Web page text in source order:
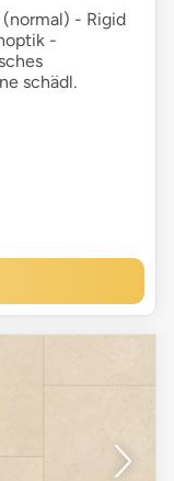
- Rigid
-
schädl.